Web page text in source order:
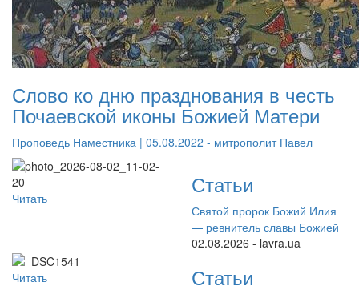
Слово ко дню празднования в честь
Почаевской иконы Божией Матери
Проповедь Наместника | 05.08.2022 - митрополит Павел
Читать Статьи
Святой пророк Божий Илия
— ревнитель славы Божией
02.08.2026 - lavra.ua
Читать Статьи